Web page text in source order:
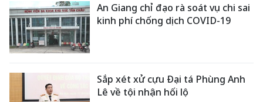
An Giang chỉ đạo rà soát vụ chi sai
kinh phí chống dịch COVID-19
Sắp xét xử cựu Đại tá Phùng Anh
Lê về tội nhận hối lộ